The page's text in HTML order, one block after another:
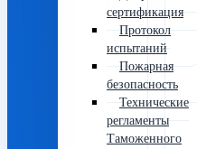
сертификация
Протокол
испытаний
Пожарная
безопасность
Технические
регламенты
Таможенного